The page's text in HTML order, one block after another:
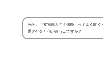
先生、「変額個人年金保険」ってよく聞く
通の年金と何が違うんですか？